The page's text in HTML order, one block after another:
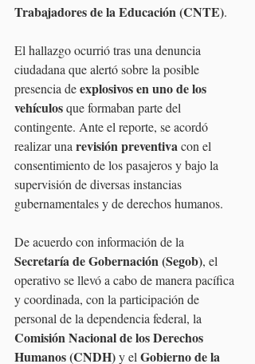
Trabajadores de la Educación (CNTE).
El hallazgo ocurrió tras una denuncia
ciudadana que alertó sobre la posible
presencia de explosivos en uno de los
vehículos que formaban parte del
contingente. Ante el reporte, se acordó
realizar una revisión preventiva con el
consentimiento de los pasajeros y bajo la
supervisión de diversas instancias
gubernamentales y de derechos humanos.
De acuerdo con información de la
Secretaría de Gobernación (Segob), el
operativo se llevó a cabo de manera pacífica
y coordinada, con la participación de
personal de la dependencia federal, la
Comisión Nacional de los Derechos
Humanos (CNDH) y el Gobierno de la